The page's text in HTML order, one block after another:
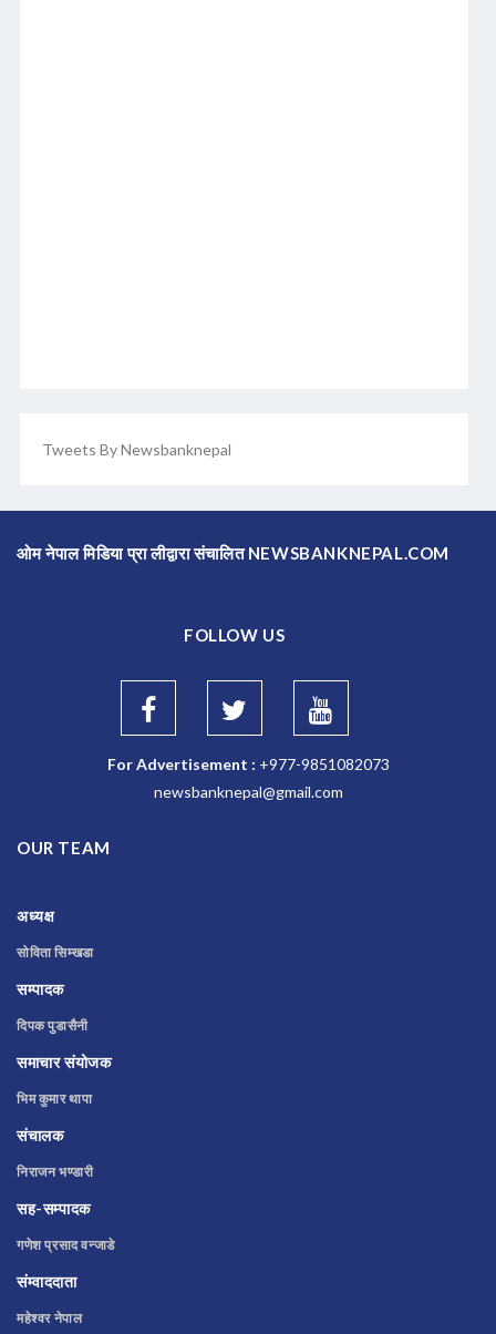
Tweets By Newsbanknepal
ओम नेपाल मिडिया प्रा लीद्वारा संचालित NEWSBANKNEPAL.COM
FOLLOW US
For Advertisement : +977-9851082073
newsbanknepal@gmail.com
OUR TEAM
अध्यक्ष
सोविता सिम्खडा
सम्पादक
दिपक पुडासैनी
समाचार संयोजक
भिम कुमार थापा
संचालक
निराजन भण्डारी
सह-सम्पादक
गणेश प्रसाद वन्जाडे
संम्वाददाता
महेश्वर नेपाल